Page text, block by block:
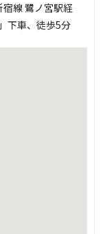
宿線 鷺ノ宮駅経
下車、徒歩5分